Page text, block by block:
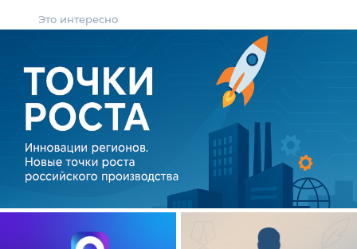
Это интересно